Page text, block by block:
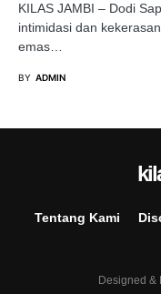
KILAS JAMBI – Dodi
intimidasi dan
emas…
BY ADMIN
Tentang Kami
Designed &